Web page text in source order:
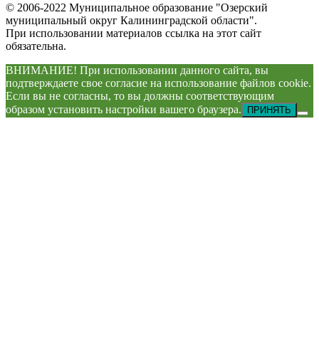
© 2006-2022 Муниципальное образование "Озерский
муниципальный округ Калининградской области".
При использовании материалов ссылка на этот сайт
обязательна.
ВНИМАНИЕ! При использовании данного сайта, вы
подтверждаете свое согласие на использование файлов cookie.
Если вы не согласны, то вы должны соответствующим
образом установить настройки вашего браузера.
ПРИНЯТЬ